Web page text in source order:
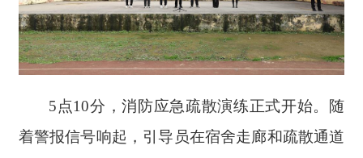
5点10分，消防应急疏散演练正式开始。随
着警报信号响起，引导员在宿舍走廊和疏散通道